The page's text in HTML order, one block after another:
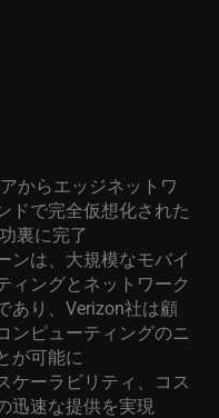
からエッジネットワ
ドで完全仮想化された
裏に完了
ンは、大規模なモバイ
ィングとネットワーク
あり、Verizon社は顧
ンピューティングのニ
が可能に
ケーラビリティ、コス
迅速な提供を実現